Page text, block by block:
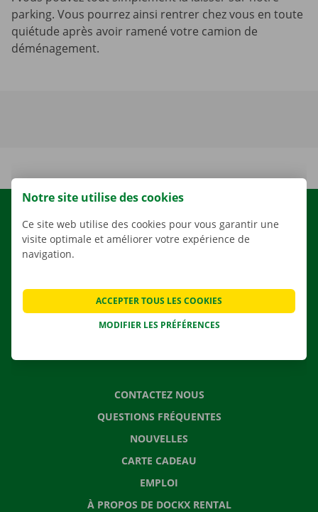
parking. Vous pourrez ainsi rentrer chez vous en toute
quiétude après avoir ramené votre camion de
déménagement.
LOCATION
NOS VÉHICULES
APPLI
SOLUTIONS DE DÉMÉNAGEMENT
CONTACTEZ NOUS
QUESTIONS FRÉQUENTES
NOUVELLES
CARTE CADEAU
EMPLOI
À PROPOS DE DOCKX RENTAL
Notre site utilise des cookies
Ce site web utilise des cookies pour vous garantir une
visite optimale et améliorer votre expérience de
navigation.
MODIFIER LES PRÉFÉRENCES
ACCEPTER TOUS LES COOKIES